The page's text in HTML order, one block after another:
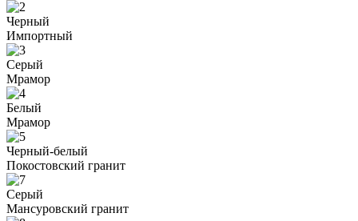
Черный
Импортный
Серый
Мрамор
Белый
Мрамор
Черный-белый
Покостовский гранит
Серый
Мансуровский гранит